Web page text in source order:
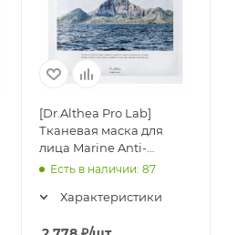
[Dr.Althea Pro Lab]
Тканевая маска для
лица Marine Anti-
Blemish Mask, 5 шт*27 гр
Есть в наличии: 87
Характеристики